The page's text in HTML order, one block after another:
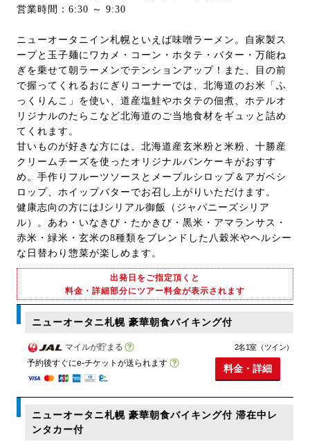
営業時間：6:30 ～ 9:30
ニューオータニイン札幌といえば味噌ラーメン。自家製ス
ープと玉子麺にワカメ・コーン・ホタテ・バター・万能ね
ぎを乗せて朝ラーメンでテンションアップ！また、目の前
で握ってくれるおにぎりコーナーでは、北海道のお米「ふ
っくりんこ」を使い、道産塩鮭やホタテの佃煮、ホテルオ
リジナルのたらこなど北海道のご当地食材をギュッと詰め
てくれます。
甘いものが好きな方には、北海道産玄米粉と米粉、十勝産
クリームチーズを使ったオリジナルパンケーキがおすす
め。手作りフルーツソースとメープルシロップ＆アガベシ
ロップ、ホイップバターでお召し上がりいただけます。
健康志向の方にはJシリアル御飯（ジャパニーズシリア
ル）。あわ・いなきび・たかきび・黒米・アマランサス・
赤米・緑米・玄米の8種類をブレンドした八穀米やヘルシー
な日替わり惣菜が楽しめます。
出発日をご指定頂くと
料金・詳細部分にツアー料金が表示されます
ニューオータニ札幌 豪華朝食バイキング付
マイルが貯まる
予約後すぐにe-チケットが送られます
2名1室（ツイン）
料金・詳細
ニューオータニ札幌 豪華朝食バイキング付 滞在中レ
ンタカー付